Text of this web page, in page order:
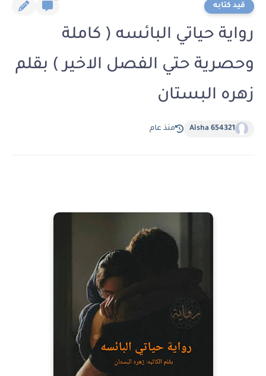
قيد كتابه
رواية حياتي البائسه ( كاملة
وحصرية حتي الفصل الاخير ) بقلم
زهره البستان
Aisha 654321 منذ عام